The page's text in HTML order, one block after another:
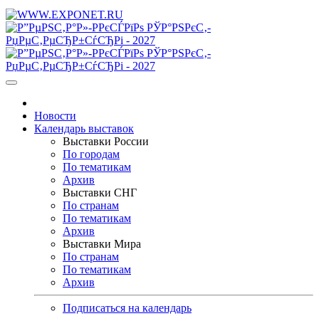
Новости
Календарь выставок
Выставки России
По городам
По тематикам
Архив
Выставки СНГ
По странам
По тематикам
Архив
Выставки Мира
По странам
По тематикам
Архив
Подписаться на календарь